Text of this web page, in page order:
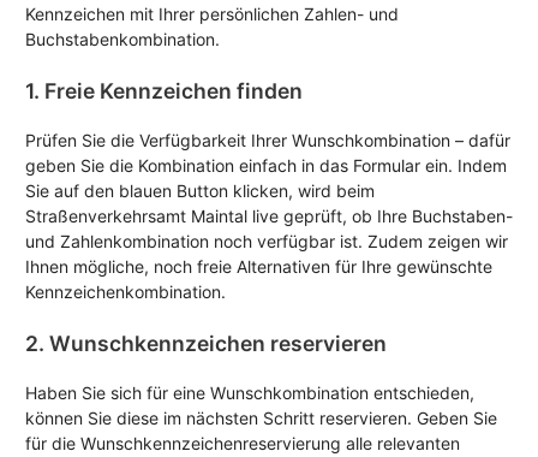
Kennzeichen mit Ihrer persönlichen Zahlen- und
Buchstabenkombination.
1. Freie Kennzeichen finden
Prüfen Sie die Verfügbarkeit Ihrer Wunschkombination – dafür
geben Sie die Kombination einfach in das Formular ein. Indem
Sie auf den blauen Button klicken, wird beim
Straßenverkehrsamt Maintal live geprüft, ob Ihre Buchstaben-
und Zahlenkombination noch verfügbar ist. Zudem zeigen wir
Ihnen mögliche, noch freie Alternativen für Ihre gewünschte
Kennzeichenkombination.
2. Wunschkennzeichen reservieren
Haben Sie sich für eine Wunschkombination entschieden,
können Sie diese im nächsten Schritt reservieren. Geben Sie
für die Wunschkennzeichenreservierung alle relevanten